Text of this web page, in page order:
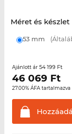
Méret és készlet
53 mm
Ajánlott ár 54 199 Ft
46 069 Ft
27.00% ÁFA tartalmazva